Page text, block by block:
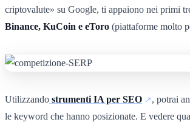
criptovalute» su Google, ti appaiono nei primi
Binance, KuCoin e eToro (piattaforme molto
Utilizzando strumenti IA per SEO
, potrai
le keyword che hanno posizionate. E vedere